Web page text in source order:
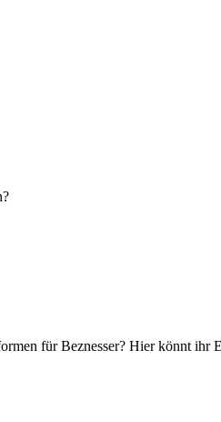
für Beznesser? Hier könnt ihr